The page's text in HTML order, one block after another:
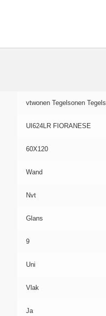
vtwonen Tegelsonen Tegels
UI624LR FIORANESE
60X120
Wand
Nvt
Glans
9
Uni
Vlak
Ja